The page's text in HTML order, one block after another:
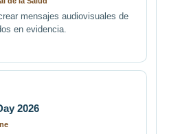
mensajes audiovisuales de
en evidencia.
2026